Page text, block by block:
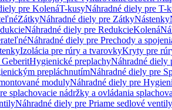
pre KolenáT-kusyNáhradné diely pre T-
ZátkyNáhradné diely pre ZátkyNástenky
Náhradné diely pre RedukcieKolená
Náhradné diely pre Prechody a
Izolácia pre rúry a tvarovkyKryty pre
Hygienické preplachyNáhradné diely
prepláchnutímNáhradné diely pre
modulyNáhradné diely pre
splachovacie nádržky a ovládania
Náhradné diely pre Priame sedlové ventily